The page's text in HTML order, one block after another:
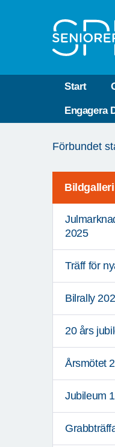
Start
Engagera
är
Förbundet
Bildgalleri
2025
Träff för
Bilrally
20 års
Årsmötet
Jubileum